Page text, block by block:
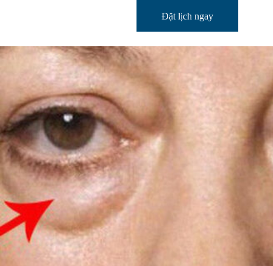
Đặt lịch ngay